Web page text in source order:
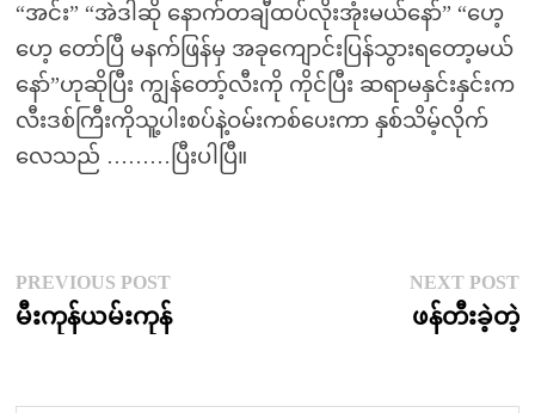
“‌အင်း” “‌အဲဒါဆို နောက်တချီထပ်လိုးအုံးမယ်နော်” “‌ဟေ့
ဟေ့ တော်ပြီ မနက်ဖြန်မှ အခုကျောင်းပြန်သွားရတော့မယ်
နော်”ဟုဆိုပြီး ကျွန်တော့်လီးကို ကိုင်ပြီး ဆရာမနှင်းနှင်းက
လီးဒစ်ကြီးကိုသူ့ပါးစပ်နဲ့ဝမ်းကစ်ပေးကာ နှစ်သိမ့်လိုက်
လေသည် ………ပြီးပါပြီ။
Post
navigation
PREVIOUS POSTPrevious
post:
မီးကုန်ယမ်းကုန်
NEXT POST
ဖန်တီးခဲ့တဲ့